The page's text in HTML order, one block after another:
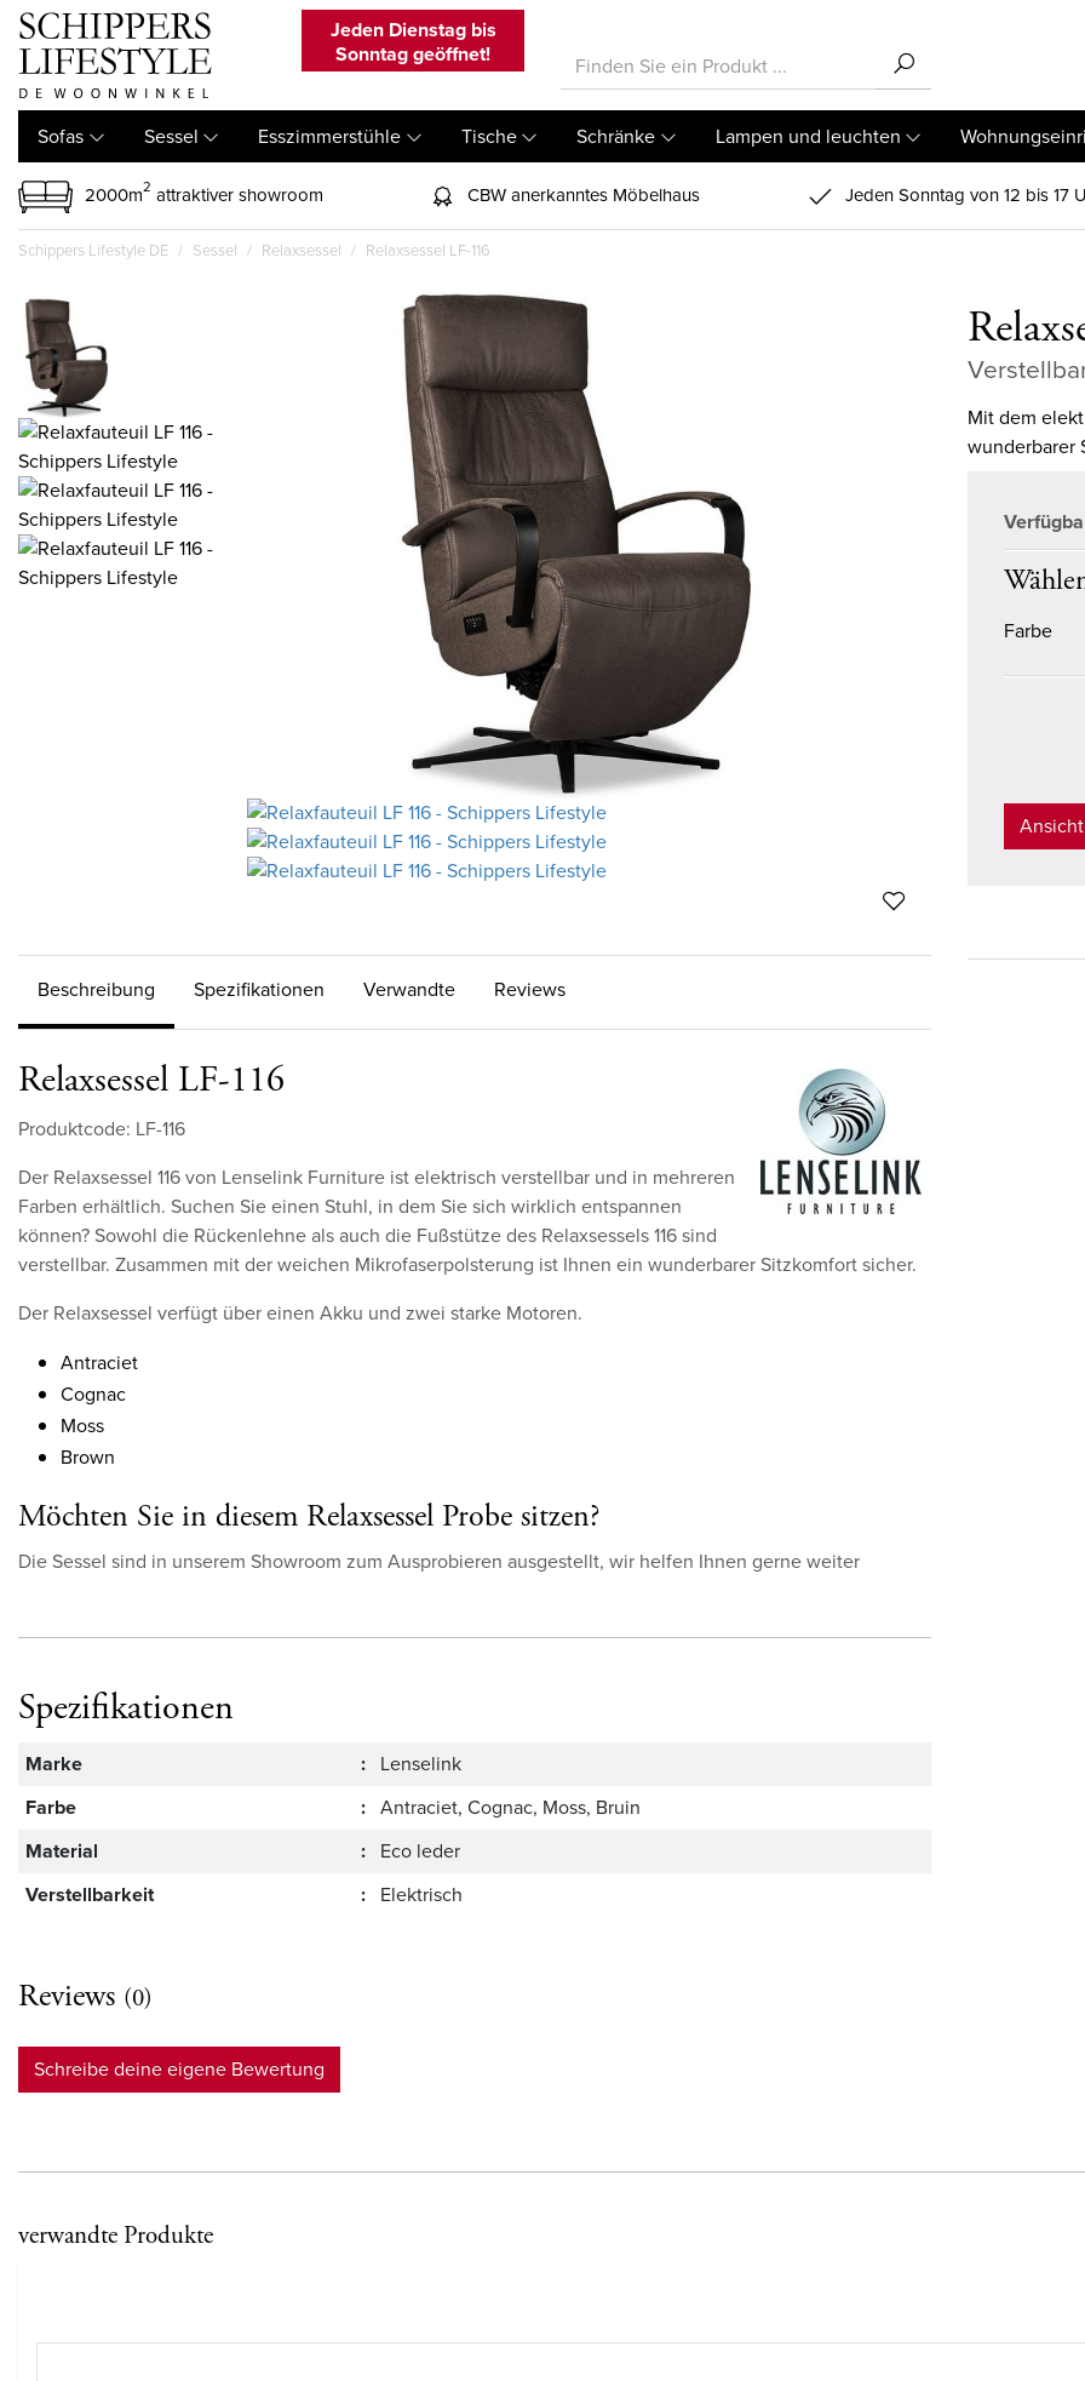
Jeden Dienstag bis
Sonntag geöffnet!
Sofas Sessel Esszimmerstühle Tische Schränke Lampen und leuchten
2000m2 attraktiver showroom CBW anerkanntes Möbelhaus Jeden Sonntag von 12 bis 17
Schippers Lifestyle DE Sessel Relaxsessel Relaxsessel LF-116
Beschreibung Spezifikationen Verwandte Reviews
Relaxsessel LF-116
Produktcode: LF-116
Der Relaxsessel 116 von Lenselink Furniture ist elektrisch verstellbar und in mehreren
Farben erhältlich. Suchen Sie einen Stuhl, in dem Sie sich wirklich entspannen
können? Sowohl die Rückenlehne als auch die Fußstütze des Relaxsessels 116 sind
verstellbar. Zusammen mit der weichen Mikrofaserpolsterung ist Ihnen ein wunderbarer Sitzkomfort sicher.
Der Relaxsessel verfügt über einen Akku und zwei starke Motoren.
Antraciet
Cognac
Moss
Brown
Möchten Sie in diesem Relaxsessel Probe sitzen?
Die Sessel sind in unserem Showroom zum Ausprobieren ausgestellt, wir helfen Ihnen gerne weiter
Spezifikationen
Marke : Lenselink
Farbe
: Antraciet, Cognac, Moss, Bruin
Material
: Eco leder
Verstellbarkeit
: Elektrisch
Reviews (0)
Schreibe deine eigene Bewertung
Mit dem
wunderbarer
Farbe
verwandte Produkte